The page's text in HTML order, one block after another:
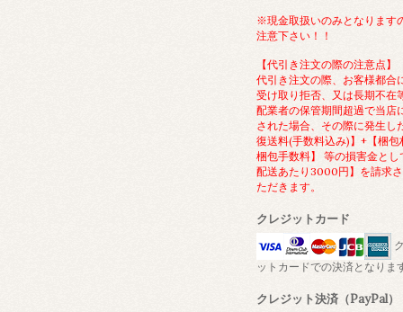
※現金取扱いのみとなります
注意下さい！！
【代引き注文の際の注意点】
代引き注文の際、お客様都合
受け取り拒否、又は長期不在
配業者の保管期間超過で当店
された場合、その際に発生し
復送料(手数料込み)】+【梱包
梱包手数料】 等の損害金とし
配送あたり3000円】を請求
ただきます。
クレジットカード
ットカードでの決済となりま
クレジット決済（PayPal）